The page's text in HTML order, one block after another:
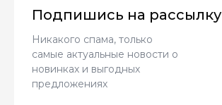
Подпишись на рассылку
Никакого спама, только
самые актуальные новости о
новинках и выгодных
предложениях